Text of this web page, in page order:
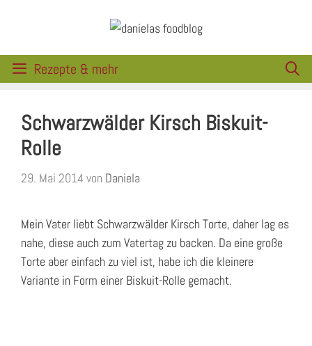
Rezepte & mehr
Schwarzwälder Kirsch Biskuit-
Rolle
29. Mai 2014 von Daniela
Mein Vater liebt Schwarzwälder Kirsch Torte, daher lag es
nahe, diese auch zum Vatertag zu backen. Da eine große
Torte aber einfach zu viel ist, habe ich die kleinere
Variante in Form einer Biskuit-Rolle gemacht.